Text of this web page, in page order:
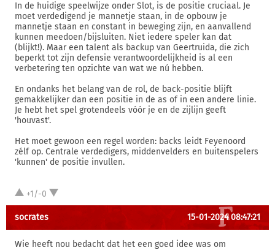
In de huidige speelwijze onder Slot, is de positie cruciaal. Je
moet verdedigend je mannetje staan, in de opbouw je
mannetje staan en constant in beweging zijn, en aanvallend
kunnen meedoen/bijsluiten. Niet iedere speler kan dat
(blijkt!). Maar een talent als backup van Geertruida, die zich
beperkt tot zijn defensie verantwoordelijkheid is al een
verbetering ten opzichte van wat we nú hebben.
En ondanks het belang van de rol, de back-positie blijft
gemakkelijker dan een positie in de as of in een andere linie.
Je hebt het spel grotendeels vóór je en de zijlijn geeft
'houvast'.
Het moet gewoon een regel worden: backs leidt Feyenoord
zélf op. Centrale verdedigers, middenvelders en buitenspelers
'kunnen' de positie invullen.
+1/-0
socrates 15-01-2024 08:47:21
Wie heeft nou bedacht dat het een goed idee was om